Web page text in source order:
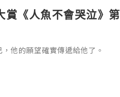
賞《人魚不會哭泣》第
他的願望確實傳遞給他了。